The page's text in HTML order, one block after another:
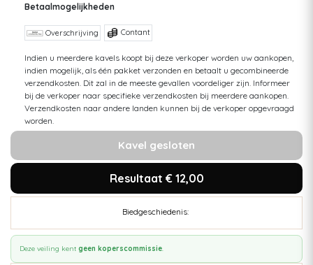
Betaalmogelijkheden
Overschrijving Contant
Indien u meerdere kavels koopt bij deze verkoper worden uw aankopen,
indien mogelijk, als één pakket verzonden en betaalt u gecombineerde
verzendkosten. Dit zal in de meeste gevallen voordeliger zijn. Informeer
bij de verkoper naar specifieke verzendkosten bij meerdere aankopen.
Verzendkosten naar andere landen kunnen bij de verkoper opgevraagd
worden.
Kavel gesloten
Resultaat € 12,00
Biedgeschiedenis:
Deze veiling kent geen koperscommissie.